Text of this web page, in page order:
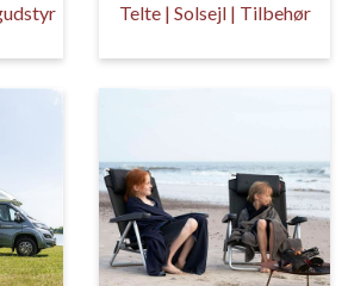
Telte | Solsejl | Tilbehør